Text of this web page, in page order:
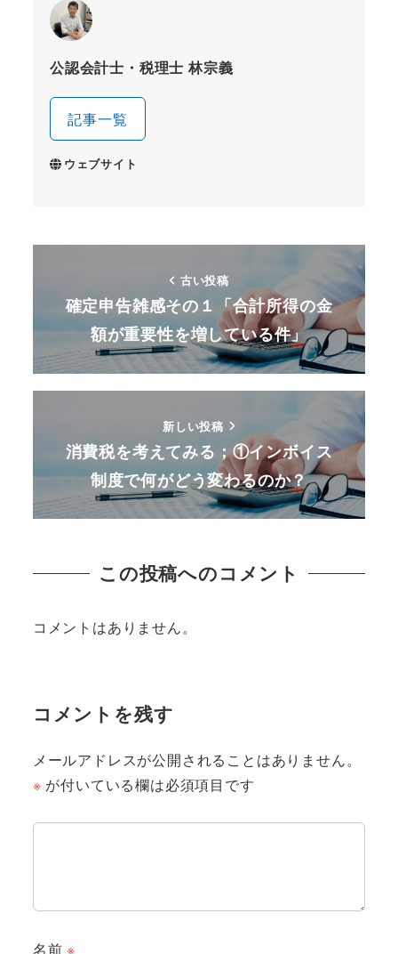
公認会計士・税理士 林宗義
記事一覧
ウェブサイト
古い投稿
確定申告雑感その１「合計所得の金
額が重要性を増している件」
新しい投稿
消費税を考えてみる；①インボイス
制度で何がどう変わるのか？
この投稿へのコメント
コメントはありません。
コメントを残す
メールアドレスが公開されることはありません。
※ が付いている欄は必須項目です
名前※